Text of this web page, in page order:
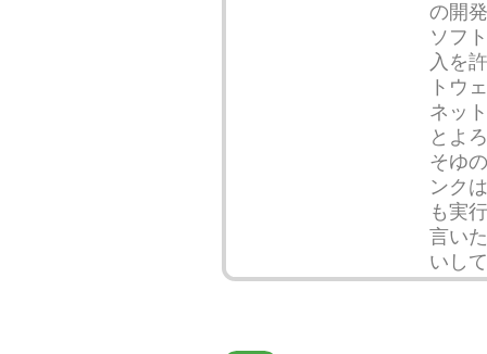
の開
ソフ
入を
トウ
ネッ
とよ
そゆ
ンク
も実
言い
いし